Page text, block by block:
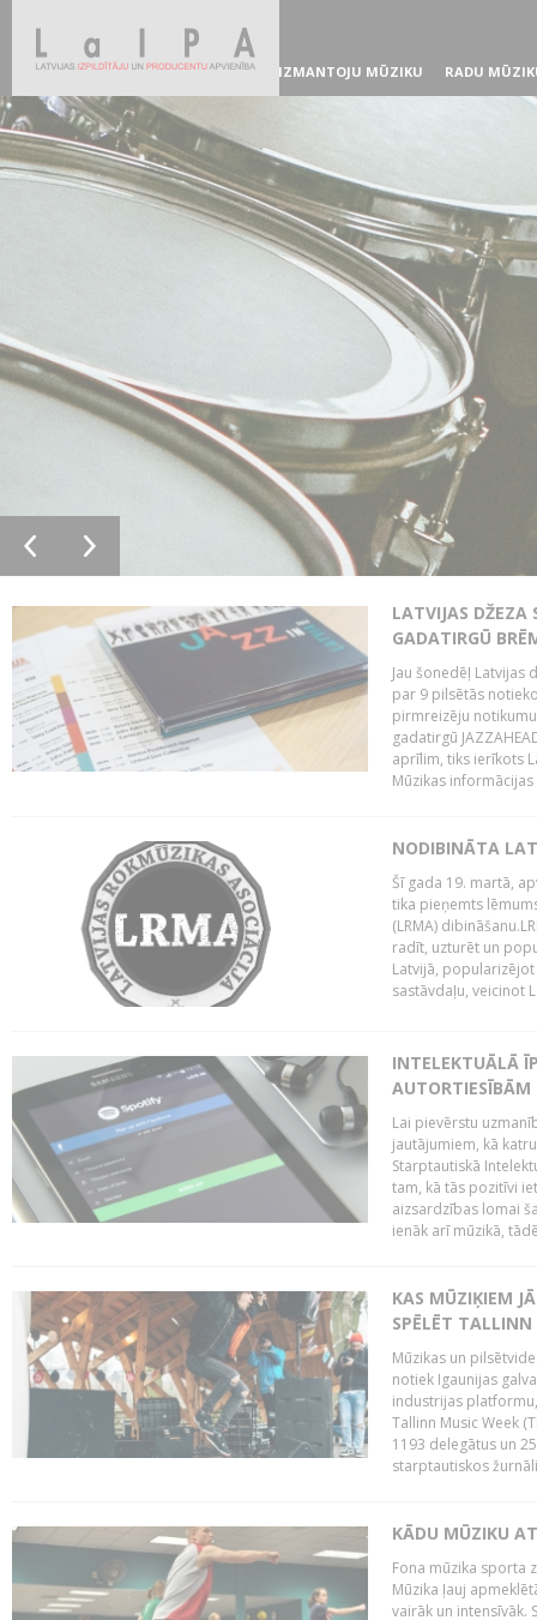
IZMANTOJU MŪZIKU RADU
LATVIJAS DŽEZA
GADATIRGŪ
Jau šonedēļ Latvijas
par 9 pilsētās
pirmreizēju
gadatirgū
aprīlim, tiks ierīkots
Mūzikas informācijas
NODIBINĀTA
Šī gada 19. martā,
tika pieņemts
(LRMA)
radīt, uzturēt un
Latvijā,
sastāvdaļu, veicinot
INTELEKTUĀLĀ
Lai pievērstu
jautājumiem, kā
Starptautiskā
tam, kā tās pozitīvi
aizsardzības lomai
ienāk arī mūzikā,
KAS MŪZIĶIEM
SPĒLĒT TALLINN
Mūzikas un
notiek Igaunijas
industrijas
Tallinn Music Week
1193 delegātus un
starptautiskos
KĀDU MŪZIKU
Fona mūzika sporta
Mūzika ļauj
vairāk un intensīvāk.